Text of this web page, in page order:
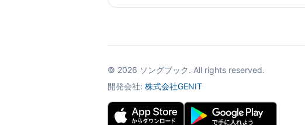
© 2026 ソングブック. All rights reserved.
開発会社: 株式会社GENIT